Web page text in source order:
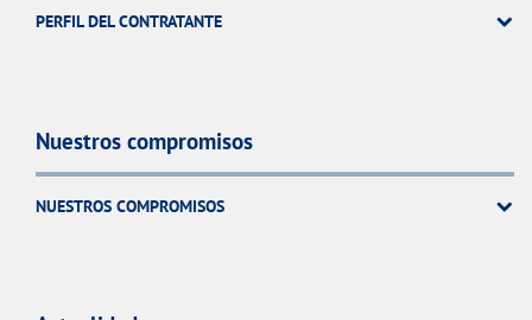
PERFIL DEL CONTRATANTE
Nuestros compromisos
NUESTROS COMPROMISOS